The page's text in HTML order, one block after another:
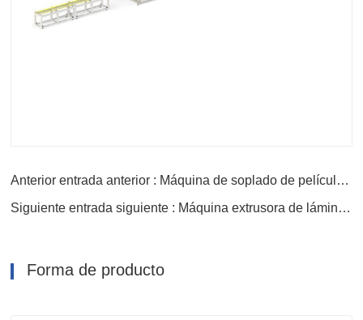
Anterior entrada anterior : Máquina de soplado de película de geomembrana
Siguiente entrada siguiente : Máquina extrusora de láminas de UHMWPE
Forma de producto